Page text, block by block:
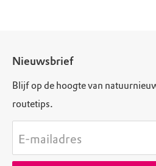
Nieuwsbrief
Blijf op de hoogte van
routetips.
E-mailadres